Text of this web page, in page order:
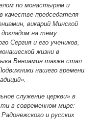
по монастырям и
качестве председателя
викарий Минской
на тему:
Сергия и его учеников,
жизни в
Вениамин также стал
нашего времени
служение церкви» в
в современном мире:
и русских